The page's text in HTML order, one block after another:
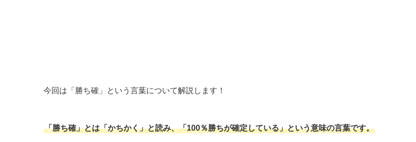
今回は「勝ち確」という言葉について解説します！
「勝ち確」とは「かちかく」と読み、「100％勝ちが確定している」という意味の言葉です。